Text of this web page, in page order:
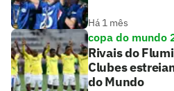
Há 1 mês
copa do mundo
Rivais do
Clubes
do Mundo